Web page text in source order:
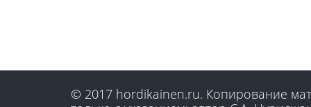
© 2017 hordikainen.ru. Копирование